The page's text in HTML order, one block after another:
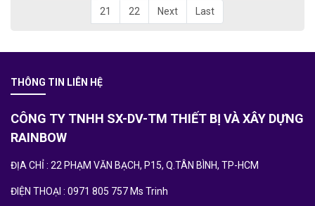
21 22 Next Last
THÔNG TIN LIÊN HỆ
CÔNG TY TNHH SX-DV-TM THIẾT BỊ VÀ XÂY DỰNG
RAINBOW
ĐỊA CHỈ : 22 PHẠM VĂN BẠCH, P15, Q.TÂN BÌNH, TP-HCM
ĐIỆN THOẠI : 0971 805 757 Ms Trinh